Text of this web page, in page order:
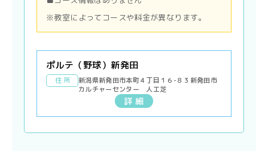
※教室によってコースや料金が異なります。
ポルテ（野球）新発田
住 所
新潟県新発田市本町４丁目１６-８３新発田市
カルチャーセンター 人工芝
詳 細